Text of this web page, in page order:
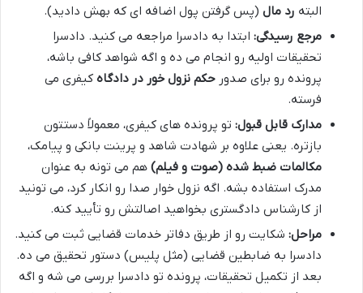
البته رد مال (پس گرفتن پول اضافه ای که بهش دادید).
مرجع رسیدگی: ابتدا به دادسرا مراجعه می کنید. دادسرا
تحقیقات اولیه رو انجام می ده و اگه شواهد کافی باشه،
پرونده رو برای صدور حکم نزول خور در دادگاه کیفری می
فرسته.
مدارک قابل قبول: تو پرونده های کیفری، معمولاً دستتون
بازتره. یعنی علاوه بر شهادت شاهد و پرینت بانکی و پیامک،
مکالمات ضبط شده (صوت و فیلم) هم می تونه به عنوان
مدرک استفاده بشه. اگه نزول خوار صدا رو انکار کرد، می تونید
از کارشناس دادگستری بخواهید اصالتش رو تأیید کنه.
مراحل: شکایت رو از طریق دفاتر خدمات قضایی ثبت می کنید.
دادسرا به ضابطین قضایی (مثل پلیس) دستور تحقیق می ده.
بعد از تکمیل تحقیقات، پرونده تو دادسرا بررسی می شه و اگه